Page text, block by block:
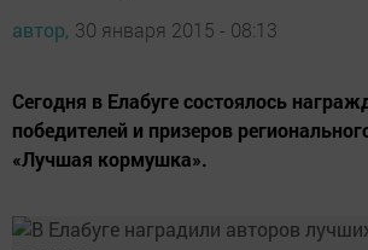
автор, 30 января 2015 - 08:13
Сегодня в Елабуге состоялось
победителей и призеров
«Лучшая кормушка».